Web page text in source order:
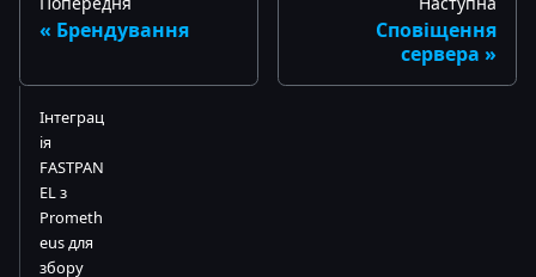
Брендування
Сповіщення
сервера
Інтеграц
ія
FASTPAN
EL з
Prometh
eus для
збору